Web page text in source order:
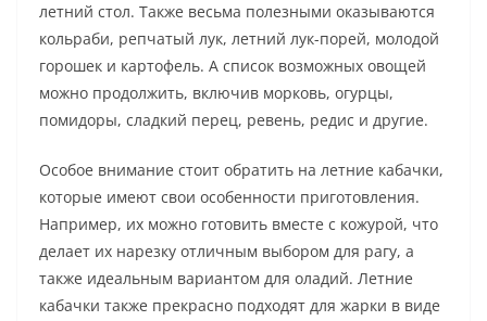
летний стол. Также весьма полезными оказываются
кольраби, репчатый лук, летний лук-порей, молодой
горошек и картофель. А список возможных овощей
можно продолжить, включив морковь, огурцы,
помидоры, сладкий перец, ревень, редис и другие.
Особое внимание стоит обратить на летние кабачки,
которые имеют свои особенности приготовления.
Например, их можно готовить вместе с кожурой, что
делает их нарезку отличным выбором для рагу, а
также идеальным вариантом для оладий. Летние
кабачки также прекрасно подходят для жарки в виде